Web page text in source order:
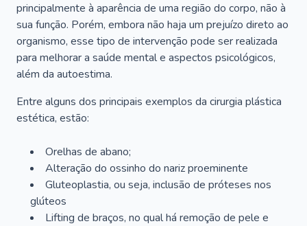
principalmente à aparência de uma região do corpo, não à
sua função. Porém, embora não haja um prejuízo direto ao
organismo, esse tipo de intervenção pode ser realizada
para melhorar a saúde mental e aspectos psicológicos,
além da autoestima.
Entre alguns dos principais exemplos da cirurgia plástica
estética, estão:
Orelhas de abano;
Alteração do ossinho do nariz proeminente
Gluteoplastia, ou seja, inclusão de próteses nos
glúteos
Lifting de braços, no qual há remoção de pele e